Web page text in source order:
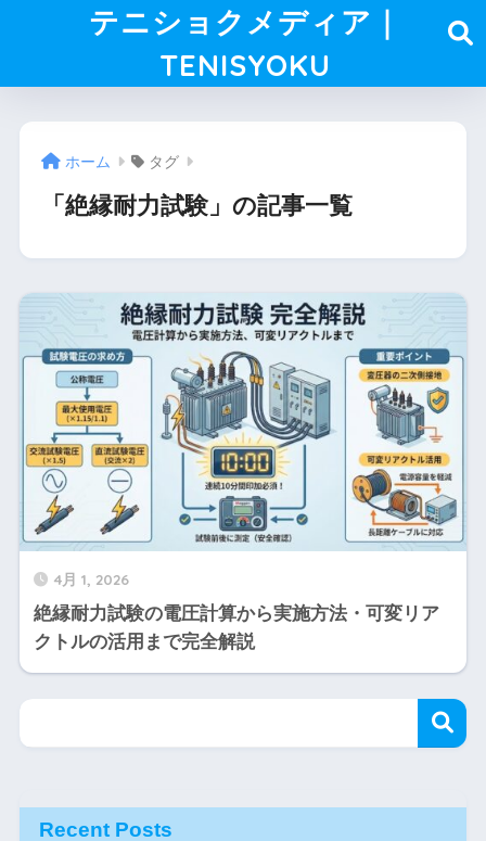
テニショクメディア｜
TENISYOKU
ホーム タグ
「絶縁耐力試験」の記事一覧
4月 1, 2026
絶縁耐力試験の電圧計算から実施方法・可変リア
クトルの活用まで完全解説
Recent Posts